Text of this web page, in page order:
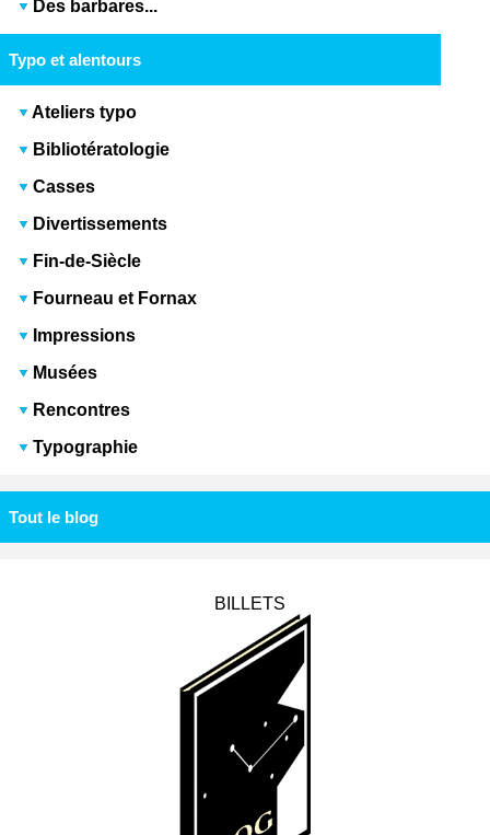
Des barbares...
Typo et alentours
Ateliers typo
Bibliotératologie
Casses
Divertissements
Fin-de-Siècle
Fourneau et Fornax
Impressions
Musées
Rencontres
Typographie
Tout le blog
BILLETS